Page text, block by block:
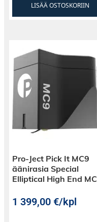
LISÄÄ OSTOSKORIIN
Pro-Ject Pick It MC9
äänirasia Special
Elliptical High End MC
1 399,00€/kpl